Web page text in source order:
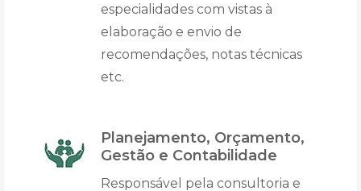
especialidades com vistas à
elaboração e envio de
recomendações, notas técnicas
etc.
Planejamento, Orçamento,
Gestão e Contabilidade
Responsável pela consultoria e